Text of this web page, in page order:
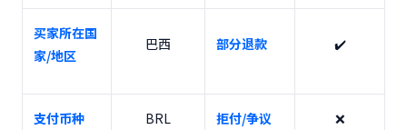
买家所在国
家/地区
巴西 部分退款 ✔️
支付币种 BRL 拒付/争议 ❌